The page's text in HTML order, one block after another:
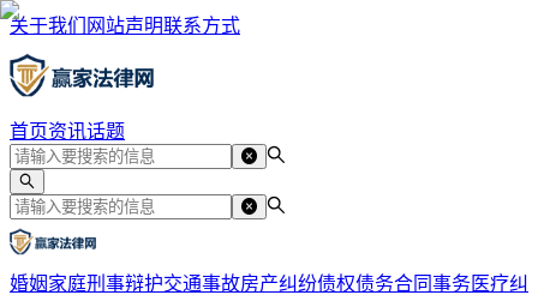
关于我们 网站声明联系方式
首页资讯话题
婚姻家庭刑事辩护交通事故房产纠纷债权债务合同事务医疗纠